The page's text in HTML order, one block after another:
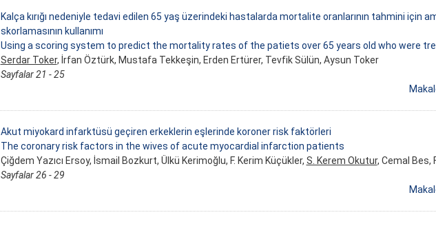
Kalça kırığı nedeniyle tedavi edilen 65 yaş üzerindeki hastalarda mortalite oranlarının tahmini için
skorlamasının kullanımı
Using a scoring system to predict the mortality rates of the patiets over 65 years old who were
Serdar Toker, İrfan Öztürk, Mustafa Tekkeşin, Erden Ertürer, Tevfik Sülün, Aysun Toker
Sayfalar 21 - 25
Akut miyokard infarktüsü geçiren erkeklerin eşlerinde koroner risk faktörleri
The coronary risk factors in the wives of acute myocardial infarction patients
Çiğdem Yazıcı Ersoy, İsmail Bozkurt, Ülkü Kerimoğlu, F. Kerim Küçükler, S. Kerem Okutur, Cemal Bes,
Sayfalar 26 - 29